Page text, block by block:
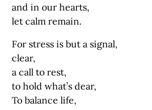
and in our hearts,
let calm remain.
For stress is but a signal,
clear,
a call to rest,
to hold what’s dear,
To balance life,